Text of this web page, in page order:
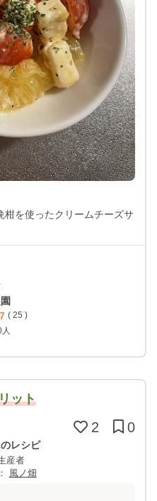
柑を使ったクリームチーズサ
( 25 )
ット
2 0
レシピ
産者
風ノ畑